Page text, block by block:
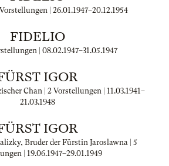
| 26.01.1947–20.12.1954
FIDELIO
| 08.02.1947–31.05.1947
IGOR
Chan | 2 Vorstellungen | 11.03.1941–
21.03.1948
IGOR
Bruder der Fürstin Jaroslawna | 5
| 19.06.1947–29.01.1949